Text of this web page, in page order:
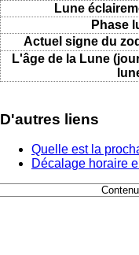
Lune
Phase
Actuel signe du
L'âge de la Lune
D'autres liens
Quelle est la
Décalage horaire